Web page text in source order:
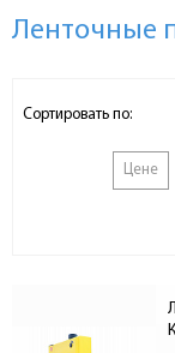
Ленточные
Сортировать по:
Цене